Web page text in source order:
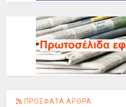
ΠΡΟΣΦΑΤΑ ΑΡΘΡΑ